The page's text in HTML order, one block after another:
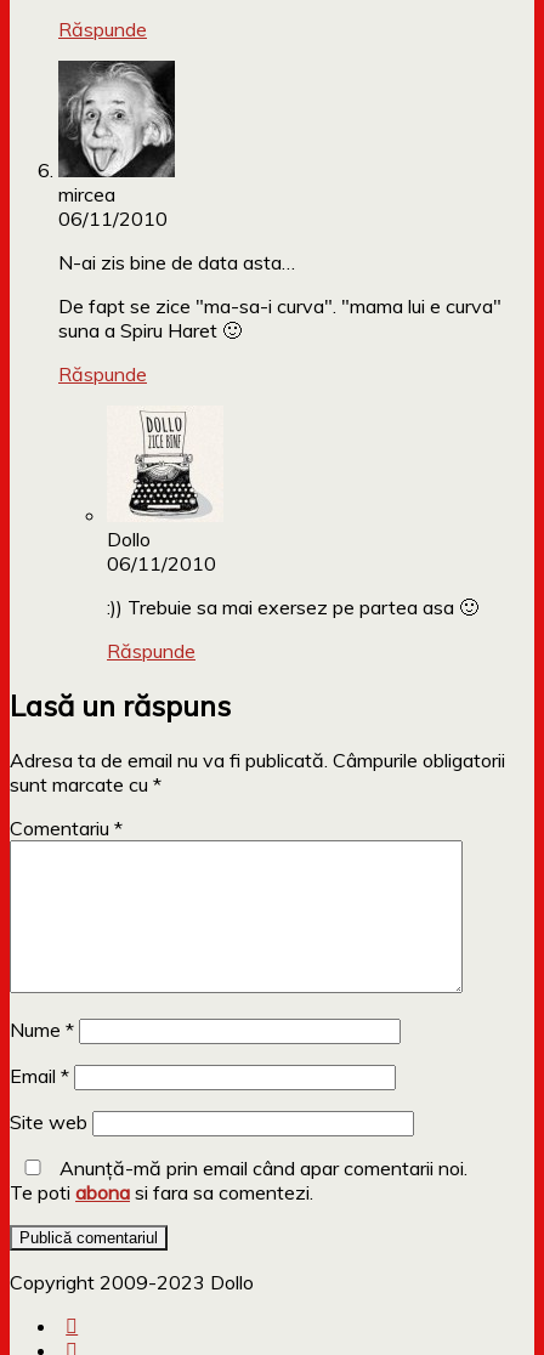
Răspunde
mircea
06/11/2010
N-ai zis bine de data asta…
De fapt se zice "ma-sa-i curva". "mama lui e curva"
suna a Spiru Haret 🙂
Răspunde
Dollo
06/11/2010
:)) Trebuie sa mai exersez pe partea asa 🙂
Răspunde
Lasă un răspuns
Adresa ta de email nu va fi publicată. Câmpurile obligatorii
sunt marcate cu *
Comentariu *
Nume *
Email *
Site web
Anunță-mă prin email când apar comentarii noi.
Te poti abona si fara sa comentezi.
Copyright 2009-2023 Dollo